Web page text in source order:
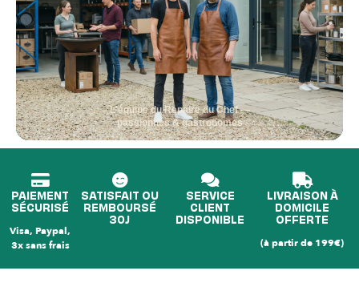
L'équipe du Repaire du Chef —
passionnés & gastronomes
PAIEMENT
SÉCURISÉ
Visa, Paypal,
3x sans frais
SATISFAIT OU
REMBOURSÉ
30J
SERVICE
CLIENT
DISPONIBLE
LIVRAISON À
DOMICILE
OFFERTE
(à partir de 199€)